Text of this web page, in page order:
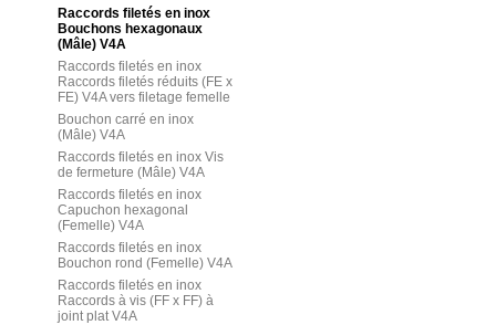
Raccords filetés en inox
Bouchons hexagonaux
(Mâle) V4A
Raccords filetés en inox
Raccords filetés réduits (FE x
FE) V4A vers filetage femelle
Bouchon carré en inox
(Mâle) V4A
Raccords filetés en inox Vis
de fermeture (Mâle) V4A
Raccords filetés en inox
Capuchon hexagonal
(Femelle) V4A
Raccords filetés en inox
Bouchon rond (Femelle) V4A
Raccords filetés en inox
Raccords à vis (FF x FF) à
joint plat V4A